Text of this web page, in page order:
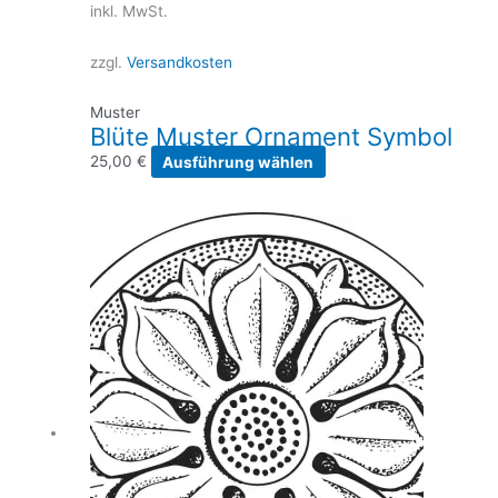
inkl. MwSt.
zzgl.Versandkosten
Muster
Blüte Muster Ornament Symbol
25,00€ Ausführung wählen
mehrere
Varianten
auf.
Die
Optionen
können
auf
der
Produktseite
gewählt
werden